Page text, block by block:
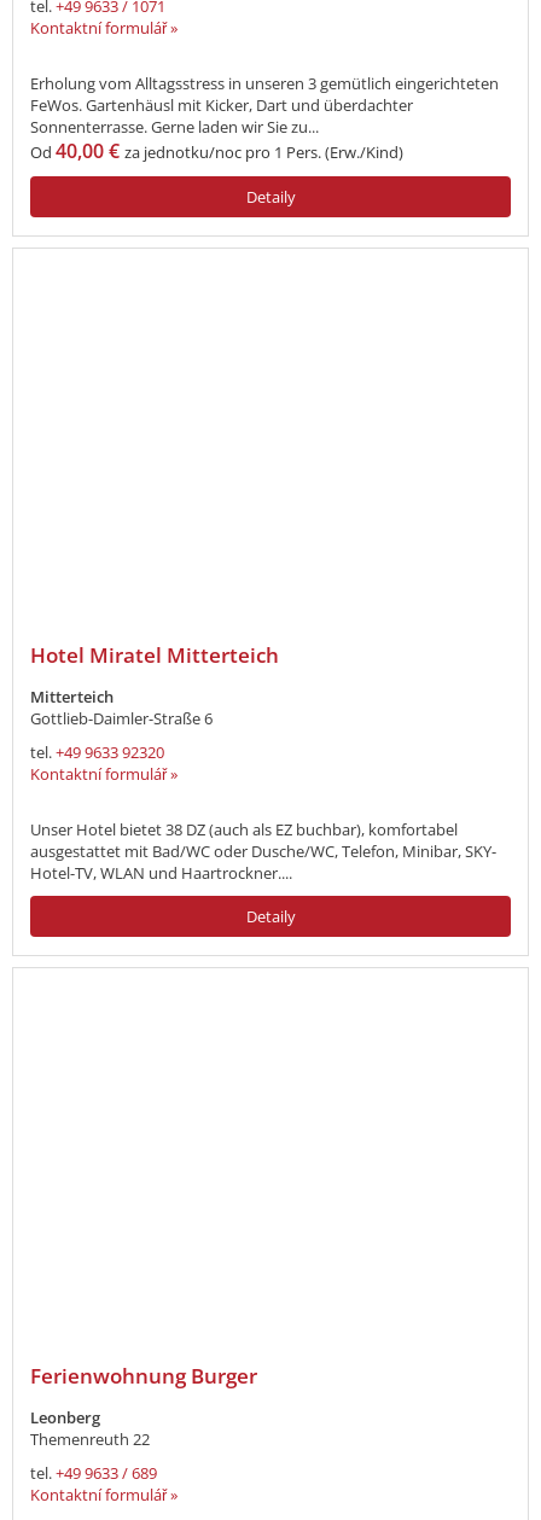
tel.+49 9633 / 1071
Kontaktní formulář »
Erholung vom Alltagsstress in unseren 3 gemütlich eingerichteten
FeWos. Gartenhäusl mit Kicker, Dart und überdachter
Sonnenterrasse. Gerne laden wir Sie zu...
Od 40,00 € za jednotku/noc pro 1 Pers. (Erw./Kind)
Detaily
Hotel Miratel Mitterteich
Mitterteich
Gottlieb-Daimler-Straße 6
tel.+49 9633 92320
Kontaktní formulář »
Unser Hotel bietet 38 DZ (auch als EZ buchbar), komfortabel
ausgestattet mit Bad/WC oder Dusche/WC, Telefon, Minibar, SKY-
Hotel-TV, WLAN und Haartrockner....
Detaily
Ferienwohnung Burger
Leonberg
Themenreuth 22
tel.+49 9633 / 689
Kontaktní formulář »